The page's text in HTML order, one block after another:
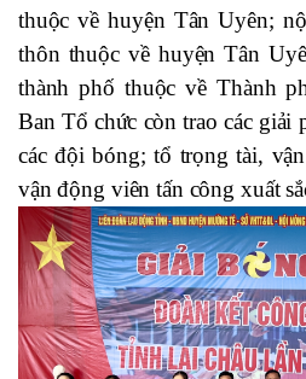
thuộc về huyện Tân Uyên;
thôn thuộc về huyện Tân
thành phố thuộc về Thành
Ban Tổ chức còn trao các giải
các đội bóng; tổ trọng tài,
vận động viên tấn công xuất